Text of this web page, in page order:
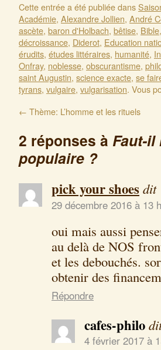
Cette entrée a été publiée dans
Académie, Alexandre Jollien, André
ascète, baron d'Holbach, bêtise, Bible
décroissance, Diderot, Education
érudits, études littéraires, humanité,
Onfray, noblesse, obscurantisme,
saint Augustin, science exacte, se
tyrans, vulgaire, vulgarisation. Vous
← Thème: L’homme et les rituels
2 réponses à Faut-
populaire ?
pick your shoes dit
29 décembre 2016 à 13
oui mais aussi
au delà de NOS
et les debouchés.
obtenir des
Répondre
cafes-philo
4 février 2017 à